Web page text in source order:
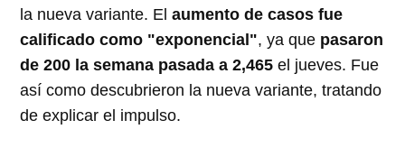
la nueva variante. Elaumento de casos fue
calificado como "exponencial", ya que pasaron
de 200 la semana pasada a 2,465 el jueves. Fue
así como descubrieron la nueva variante, tratando
de explicar el impulso.